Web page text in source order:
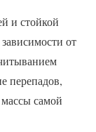
и стойкой
от
перепадов,
самой